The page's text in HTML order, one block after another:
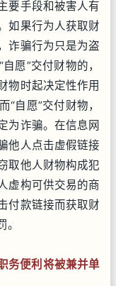
要手段和被害人有
如果行为人获取财
诈骗行为只是为盗
愿”交付财物的，
物时起决定性作用
自愿”交付财物，
为诈骗。在信息网
他人点击虚假链接
取他人财物构成犯
虚构可供交易的商
付款链接而获取财
务便利将被兼并单